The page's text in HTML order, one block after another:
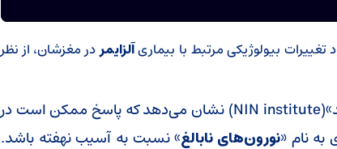
بیولوژیکی مرتبط با بیماریآلزایمردر مغزشان، از نظر
پژوهش جدید «موسسه علوم اعصاب هلند»(NIN institute) نشان می‌دهد که پاسخ ممکن است در
به نام «نورون‌های نابالغ» نسبت به آسیب نهفته باشد.